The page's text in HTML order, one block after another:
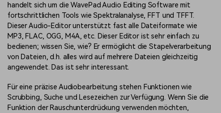
handelt sich um die WavePad Audio Editing Software mit
fortschrittlichen Tools wie Spektralanalyse, FFT und TFFT.
Dieser Audio-Editor unterstützt fast alle Dateiformate wie
MP3, FLAC, OGG, M4A, etc. Dieser Editor ist sehr einfach zu
bedienen; wissen Sie, wie? Er ermöglicht die Stapelverarbeitung
von Dateien, d.h. alles wird auf mehrere Dateien gleichzeitig
angewendet. Das ist sehr interessant.
Für eine präzise Audiobearbeitung stehen Funktionen wie
Scrubbing, Suche und Lesezeichen zur Verfügung. Wenn Sie die
Funktion der Rauschunterdrückung verwenden möchten,